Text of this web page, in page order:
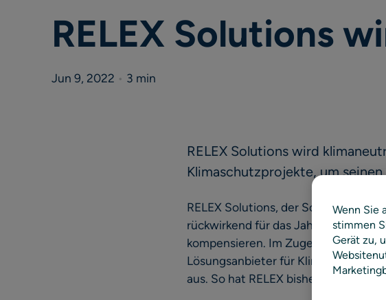
RELEX Solutions
Jun 9, 2022 • 3 min
RELEX Solutions wird
Klimaschutzprojekte, um
RELEX Solutions, der
rückwirkend für das Jahr 2021
kompensieren. Im Zuge einer neu
Lösungsanbieter für
aus. So hat RELEX bisher 2.544
Wenn Sie
stimmen
Gerät zu,